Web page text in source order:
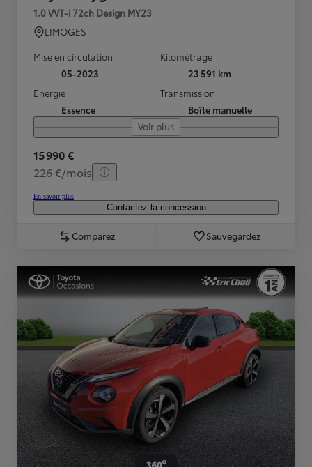
1.0 VVT-i 72ch Design MY23
LIMOGES
Mise en circulation
05-2023
Kilométrage
23 591 km
Energie
Essence
Transmission
Boîte manuelle
Voir plus
15 990 €
226 €/mois
En savoir plus
Contactez la concession
Comparez Sauvegardez